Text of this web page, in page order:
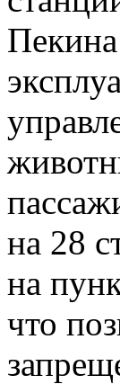
на 28
на
что